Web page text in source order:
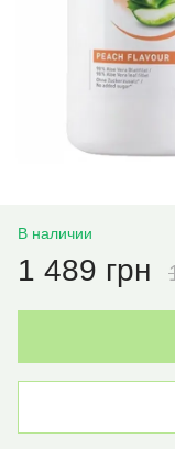
В наличии
1 489 грн